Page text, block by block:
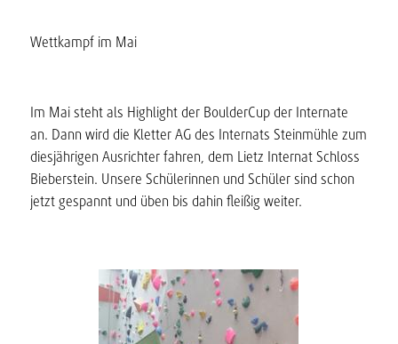
Wettkampf im Mai
Im Mai steht als Highlight der BoulderCup der Internate
an. Dann wird die Kletter AG des Internats Steinmühle zum
diesjährigen Ausrichter fahren, dem Lietz Internat Schloss
Bieberstein. Unsere Schülerinnen und Schüler sind schon
jetzt gespannt und üben bis dahin fleißig weiter.